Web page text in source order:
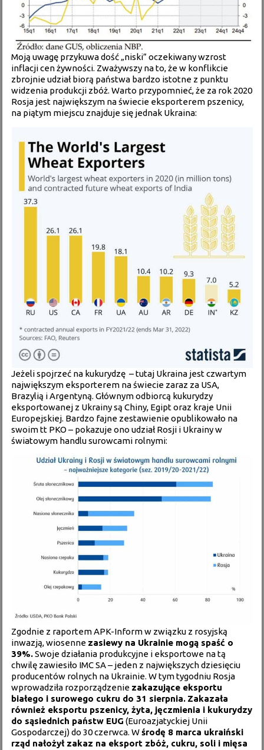
Moją uwagę przykuwa dość „niski” oczekiwany wzrost
inflacji cen żywności. Zważywszy na to, że w konflikcie
zbrojnie udział biorą państwa bardzo istotne z punktu
widzenia produkcji zbóż. Warto przypomnieć, że za rok 2020
Rosja jest największym na świecie eksporterem pszenicy,
na piątym miejscu znajduje się jednak Ukraina:
Jeżeli spojrzeć na kukurydzę – tutaj Ukraina jest czwartym
największym eksporterem na świecie zaraz za USA,
Brazylią i Argentyną. Głównym odbiorcą kukurydzy
eksportowanej z Ukrainy są Chiny, Egipt oraz kraje Unii
Europejskiej. Bardzo fajne zestawienie opublikowało na
swoim tt PKO – pokazuje ono udział Rosji i Ukrainy w
światowym handlu surowcami rolnymi:
Zgodnie z raportem APK-Inform w związku z rosyjską
inwazją, wiosenne zasiewy na Ukrainie mogą spaść o
39%.Swoje działania produkcyjne i eksportowe na tą
chwilę zawiesiło IMC SA – jeden z największych dziesięciu
producentów rolnych na Ukrainie. W tym tygodniu Rosja
wprowadziła rozporządzenie zakazujące eksportu
białego i surowego cukru do 31 sierpnia. Zakazała
również eksportu pszenicy, żyta, jęczmienia i kukurydzy
do sąsiednich państw EUG (Euroazjatyckiej Unii
Gospodarczej) do 30 czerwca. Wśrodę 8 marca ukraiński
rząd nałożył zakaz na eksport zbóż, cukru, soli i mięsa